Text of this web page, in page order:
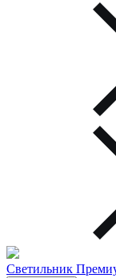
Светильник